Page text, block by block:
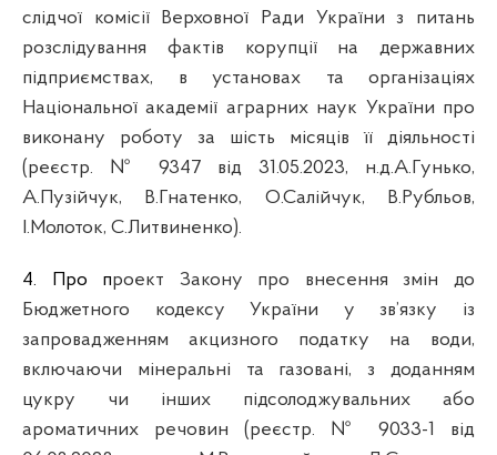
слідчої комісії Верховної Ради України з питань
розслідування фактів корупції на державних
підприємствах, в установах та організаціях
Національної академії аграрних наук України про
виконану роботу за шість місяців її діяльності
(реєстр. № 9347 від 31.05.2023, н.д.А.Гунько,
А.Пузійчук, В.Гнатенко, О.Салійчук, В.Рубльов,
І.Молоток, С.Литвиненко).
4. Про проект Закону про внесення змін до
Бюджетного кодексу України у зв’язку із
запровадженням акцизного податку на води,
включаючи мінеральні та газовані, з доданням
цукру чи інших підсолоджувальних або
ароматичних речовин (реєстр. № 9033-1 від